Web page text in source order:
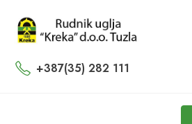
+387(35) 282 111